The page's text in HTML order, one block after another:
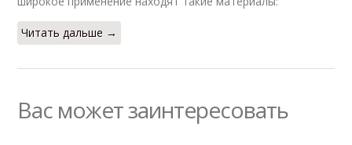
Читать дальше →
Вас может заинтересовать